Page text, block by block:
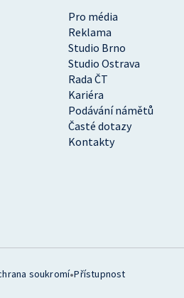
Pro média
Reklama
Studio Brno
Studio Ostrava
Rada ČT
Kariéra
Podávání námětů
Časté dotazy
Kontakty
soukromí•Přístupnost